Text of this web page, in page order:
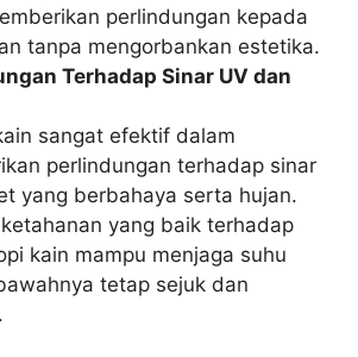
perlindungan kepada
tanpa mengorbankan estetika.
Terhadap Sinar UV dan
sangat efektif dalam
perlindungan terhadap sinar
yang berbahaya serta hujan.
yang baik terhadap
kain mampu menjaga suhu
tetap sejuk dan